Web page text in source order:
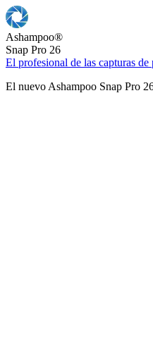
Ashampoo®
Snap Pro 26
El profesional de las capturas de
El nuevo Ashampoo Snap Pro